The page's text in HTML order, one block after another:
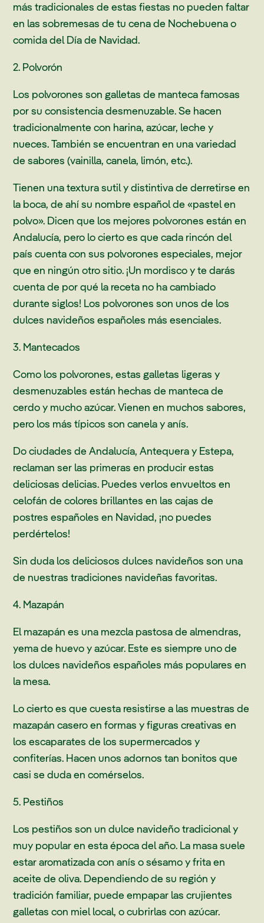
más tradicionales de estas fiestas no pueden faltar
en las sobremesas de tu cena de Nochebuena o
comida del Día de Navidad.
2. Polvorón
Los polvorones son galletas de manteca famosas
por su consistencia desmenuzable. Se hacen
tradicionalmente con harina, azúcar, leche y
nueces. También se encuentran en una variedad
de sabores (vainilla, canela, limón, etc.).
Tienen una textura sutil y distintiva de derretirse en
la boca, de ahí su nombre español de «pastel en
polvo». Dicen que los mejores polvorones están en
Andalucía, pero lo cierto es que cada rincón del
país cuenta con sus polvorones especiales, mejor
que en ningún otro sitio. ¡Un mordisco y te darás
cuenta de por qué la receta no ha cambiado
durante siglos! Los polvorones son unos de los
dulces navideños españoles más esenciales.
3. Mantecados
Como los polvorones, estas galletas ligeras y
desmenuzables están hechas de manteca de
cerdo y mucho azúcar. Vienen en muchos sabores,
pero los más típicos son canela y anís.
Do ciudades de Andalucía, Antequera y Estepa,
reclaman ser las primeras en producir estas
deliciosas delicias. Puedes verlos envueltos en
celofán de colores brillantes en las cajas de
postres españoles en Navidad, ¡no puedes
perdértelos!
Sin duda los deliciosos dulces navideños son una
de nuestras tradiciones navideñas favoritas.
4. Mazapán
El mazapán es una mezcla pastosa de almendras,
yema de huevo y azúcar. Este es siempre uno de
los dulces navideños españoles más populares en
la mesa.
Lo cierto es que cuesta resistirse a las muestras de
mazapán casero en formas y figuras creativas en
los escaparates de los supermercados y
confiterías. Hacen unos adornos tan bonitos que
casi se duda en comérselos.
5. Pestiños
Los pestiños son un dulce navideño tradicional y
muy popular en esta época del año. La masa suele
estar aromatizada con anís o sésamo y frita en
aceite de oliva. Dependiendo de su región y
tradición familiar, puede empapar las crujientes
galletas con miel local, o cubrirlas con azúcar.